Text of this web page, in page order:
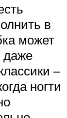
в
может
даже
–
ногти